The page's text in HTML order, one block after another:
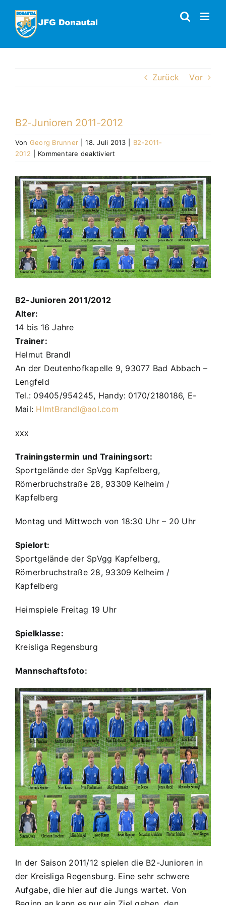
Inhalt
springen
Zurück Vor
B2-Junioren 2011-2012
Von Georg Brunner 18. Juli 2013
B2-2011-
2012
Kommentare deaktiviert
Junioren
2011-
2012
Zeige
grösseres
Bild
B2-Junioren 2011/2012
Alter:
14 bis 16 Jahre
Trainer:
Helmut Brandl
An der Deutenhofkapelle 9, 93077 Bad Abbach –
Lengfeld
Tel.: 09405/954245, Handy: 0170/2180186, E-
Mail: HlmtBrandl@aol.com
xxx
Trainingstermin und Trainingsort:
Sportgelände der SpVgg Kapfelberg,
Römerbruchstraße 28, 93309 Kelheim /
Kapfelberg
Montag und Mittwoch von 18:30 Uhr – 20 Uhr
Spielort:
Sportgelände der SpVgg Kapfelberg,
Römerbruchstraße 28, 93309 Kelheim /
Kapfelberg
Heimspiele Freitag 19 Uhr
Spielklasse:
Kreisliga Regensburg
Mannschaftsfoto:
In der Saison 2011/12 spielen die B2-Junioren in
der Kreisliga Regensburg. Eine sehr schwere
Aufgabe, die hier auf die Jungs wartet. Von